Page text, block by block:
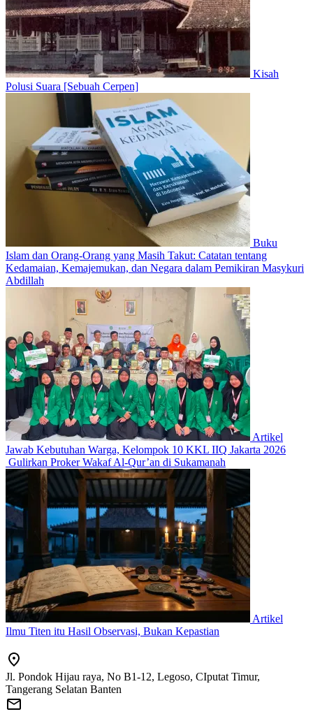
Kisah
Polusi Suara [Sebuah Cerpen]
Buku
Islam dan Orang-Orang yang Masih Takut: Catatan tentang
Kedamaian, Kemajemukan, dan Negara dalam Pemikiran Masykuri
Abdillah
Artikel
Jawab Kebutuhan Warga, Kelompok 10 KKL IIQ Jakarta 2026
Gulirkan Proker Wakaf Al-Qur’an di Sukamanah
Artikel
Ilmu Titen itu Hasil Observasi, Bukan Kepastian
Jl. Pondok Hijau raya, No B1-12, Legoso, CIputat Timur,
Tangerang Selatan Banten